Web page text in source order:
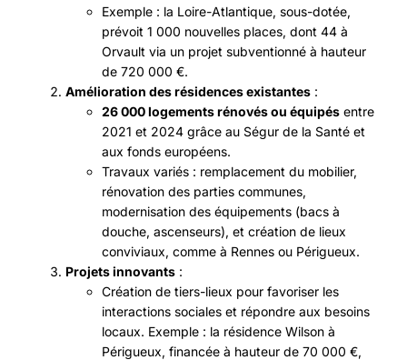
Exemple : la Loire-Atlantique, sous-dotée,
prévoit 1 000 nouvelles places, dont 44 à
Orvault via un projet subventionné à hauteur
de 720 000 €.
Amélioration des résidences existantes:
26 000 logements rénovés ou équipésentre
2021 et 2024 grâce au Ségur de la Santé et
aux fonds européens.
Travaux variés : remplacement du mobilier,
rénovation des parties communes,
modernisation des équipements (bacs à
douche, ascenseurs), et création de lieux
conviviaux, comme à Rennes ou Périgueux.
Projets innovants:
Création de tiers-lieux pour favoriser les
interactions sociales et répondre aux besoins
locaux. Exemple : la résidence Wilson à
Périgueux, financée à hauteur de 70 000 €,